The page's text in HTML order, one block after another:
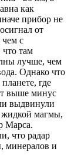
как
прибор не
от
чем с
там
лучше, чем
Однако что
где
выше минус
выдвинули
жидкой магмы,
Марса.
что радар
минералов и